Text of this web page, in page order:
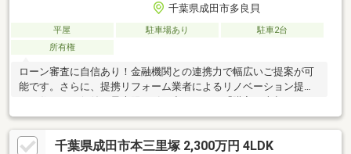
千葉県成田市多良貝
平屋 駐車場あり
駐車2台
所有権
ローン審査に自信あり！金融機関との連携力で幅広いご提案が可
能です。さらに、提携リフォーム業者によるリノベーション提案
ォーム」すべて当社にお任せください。
千葉県成田市本三里塚 2,300万円 4LDK